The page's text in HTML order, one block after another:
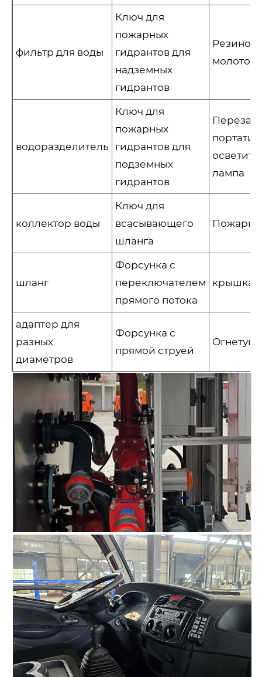
фильтр для воды
Ключ для
пожарных
гидрантов для
надземных
гидрантов
молоток
водоразделитель
Ключ для
пожарных
гидрантов для
подземных
гидрантов
лампа
коллектор воды
Ключ для
всасывающего
шланга
шланг
Форсунка с
переключателем
прямого потока
крышка
адаптер для
разных
диаметров
Форсунка с
прямой струей